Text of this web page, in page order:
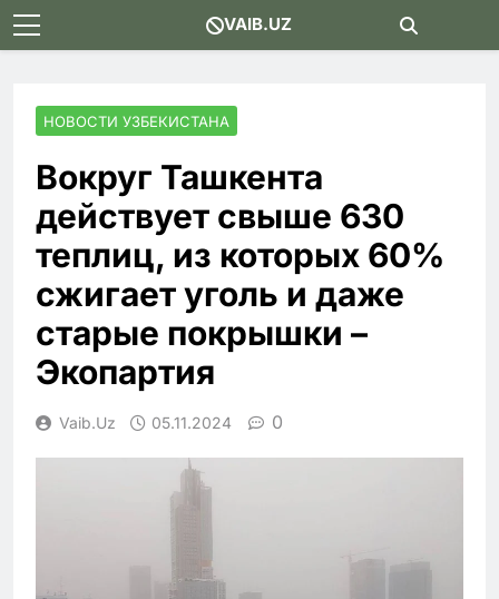
Skip
to
VAIB.UZ
НОВОСТИ УЗБЕКИСТАНА
Вокруг Ташкента
действует свыше 630
теплиц, из которых 60%
сжигает уголь и даже
старые покрышки –
Экопартия
Vaib.uz 05.11.2024 0